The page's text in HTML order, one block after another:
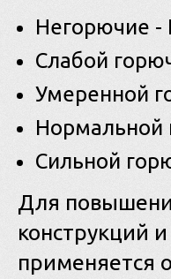
Негорючие -
Слабой
Умеренной
Нормальной
Сильной
Для
конструкций
применяется